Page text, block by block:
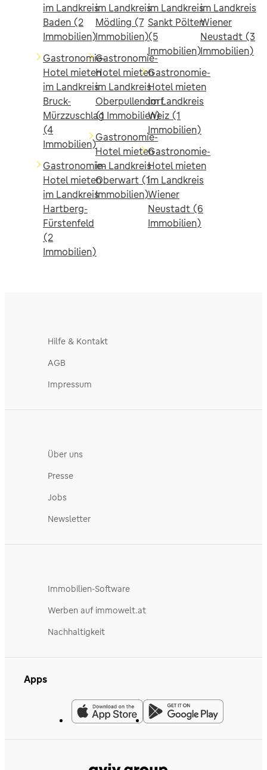
im Landkreis
Baden (2
Immobilien)
Gastronomie-
Hotel mieten
im Landkreis
Bruck-
Mürzzuschlag
(4
Immobilien)
Gastronomie-
Hotel mieten
im Landkreis
Hartberg-
Fürstenfeld
(2
Immobilien)
im Landkreis
Mödling (7
Immobilien)
Gastronomie-
Hotel mieten
im Landkreis
Oberpullendorf
(1 Immobilien)
Gastronomie-
Hotel mieten
im Landkreis
Oberwart (1
Immobilien)
im Landkreis
Sankt Pölten
(5
Immobilien)
Gastronomie-
Hotel mieten
im Landkreis
Weiz (1
Immobilien)
Gastronomie-
Hotel mieten
im Landkreis
Wiener
Neustadt (6
Immobilien)
im Landkreis
Wiener
Neustadt (3
Immobilien)
Hilfe & Kontakt
AGB
Impressum
Über uns
Presse
Jobs
Newsletter
Immobilien-Software
Werben auf immowelt.at
Nachhaltigkeit
Apps